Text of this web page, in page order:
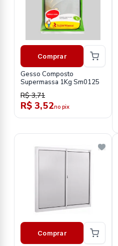
Comprar
Gesso Composto
Supermassa 1Kg Sm0125
R$ 3,71
R$ 3,52no pix
Comprar